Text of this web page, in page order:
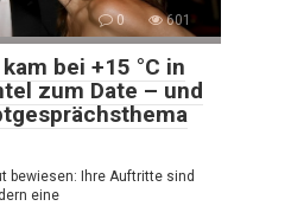
0 601
bei +15 °C in
zum Date – und
bewiesen: Ihre Auftritte sind
eine